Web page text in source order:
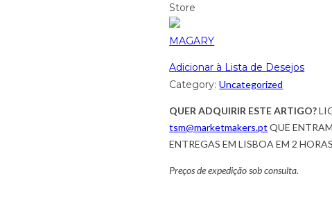
Store
MAGARY
Adicionar à Lista de Desejos
Category:Uncategorized
QUER ADQUIRIR ESTE ARTIGO?
tsm@marketmakers.pt QUE
ENTREGAS EM LISBOA EM 2
Preços de expedição sob consulta.